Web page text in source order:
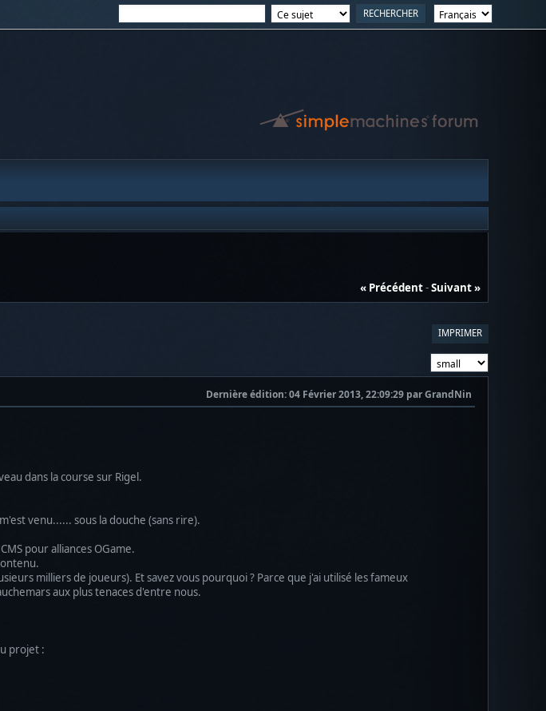
« Précédent-Suivant »
IMPRIMER
Dernière édition: 04 Février 2013, 22:09:29 par GrandNin
dans la course sur Rigel.
venu...... sous la douche (sans rire).
pour alliances OGame.
milliers de joueurs). Et savez vous pourquoi ? Parce que j'ai utilisé les fameux
aux plus tenaces d'entre nous.
projet :